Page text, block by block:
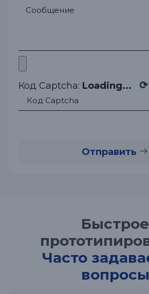
Код Captcha: Loading... ⟳
Отправить
Быстрое
Часто
вопросы